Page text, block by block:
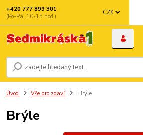
CZK
+420 777 899 301
(Po-Pá, 10-15 hod.)
Úvod Vše pro zdaví Brýle
Brýle